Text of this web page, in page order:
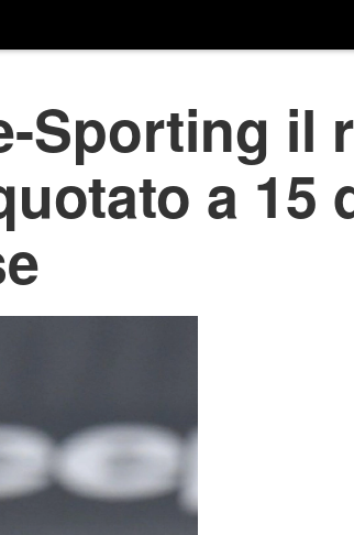
Sporting il
a 15